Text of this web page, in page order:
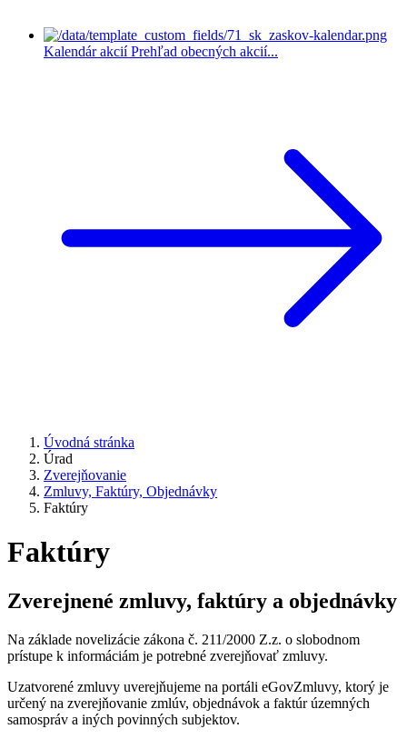
Kalendár akcií Prehľad obecných akcií...
Úvodná stránka
Úrad
Zverejňovanie
Zmluvy, Faktúry, Objednávky
Faktúry
Faktúry
Zverejnené zmluvy, faktúry a objednávky
Na základe novelizácie zákona č. 211/2000 Z.z. o slobodnom
prístupe k informáciám je potrebné zverejňovať zmluvy.
Uzatvorené zmluvy uverejňujeme na portáli eGovZmluvy, ktorý je
určený na zverejňovanie zmlúv, objednávok a faktúr územných
samospráv a iných povinných subjektov.